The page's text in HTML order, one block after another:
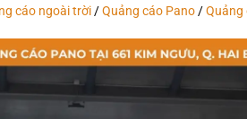
cáo ngoài trời/Quảng cáo Pano/Quảng